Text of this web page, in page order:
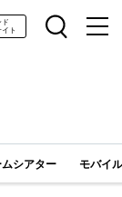
ト
シアター モバイ